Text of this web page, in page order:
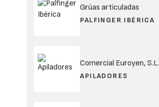
Grúas articuladas
PALFINGER IBÉRICA
Comercial Euroyen, S.L.
APILADORES